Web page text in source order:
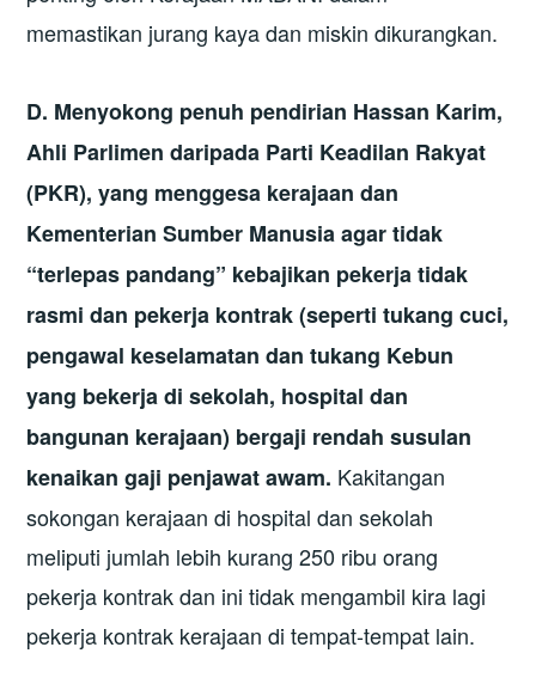
memastikan jurang kaya dan miskin dikurangkan.
D. Menyokong penuh pendirian Hassan Karim,
Ahli Parlimen daripada Parti Keadilan Rakyat
(PKR), yang menggesa kerajaan dan
Kementerian Sumber Manusia agar tidak
“terlepas pandang” kebajikan pekerja tidak
rasmi dan pekerja kontrak (seperti tukang cuci,
pengawal keselamatan dan tukang Kebun
yang bekerja di sekolah, hospital dan
bangunan kerajaan) bergaji rendah susulan
kenaikan gaji penjawat awam. Kakitangan
sokongan kerajaan di hospital dan sekolah
meliputi jumlah lebih kurang 250 ribu orang
pekerja kontrak dan ini tidak mengambil kira lagi
pekerja kontrak kerajaan di tempat-tempat lain.